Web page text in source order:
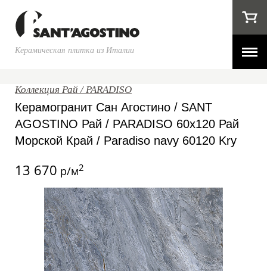
Керамическая плитка из Италии
Коллекция Рай / PARADISO
Керамогранит Сан Агостино / SANT
AGOSTINO Рай / PARADISO 60x120 Рай
Морской Край / Paradiso navy 60120 Kry
13 670 р/м2